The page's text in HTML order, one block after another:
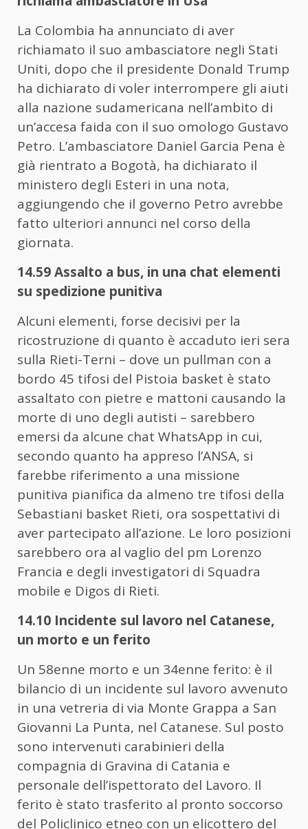
La Colombia ha annunciato di aver
richiamato il suo ambasciatore negli Stati
Uniti, dopo che il presidente Donald Trump
ha dichiarato di voler interrompere gli aiuti
alla nazione sudamericana nell’ambito di
un’accesa faida con il suo omologo Gustavo
Petro. L’ambasciatore Daniel Garcia Pena è
già rientrato a Bogotà, ha dichiarato il
ministero degli Esteri in una nota,
aggiungendo che il governo Petro avrebbe
fatto ulteriori annunci nel corso della
giornata.
14.59 Assalto a bus, in una chat elementi
su spedizione punitiva
Alcuni elementi, forse decisivi per la
ricostruzione di quanto è accaduto ieri sera
sulla Rieti-Terni – dove un pullman con a
bordo 45 tifosi del Pistoia basket è stato
assaltato con pietre e mattoni causando la
morte di uno degli autisti – sarebbero
emersi da alcune chat WhatsApp in cui,
secondo quanto ha appreso l’ANSA, si
farebbe riferimento a una missione
punitiva pianifica da almeno tre tifosi della
Sebastiani basket Rieti, ora sospettativi di
aver partecipato all’azione. Le loro posizioni
sarebbero ora al vaglio del pm Lorenzo
Francia e degli investigatori di Squadra
mobile e Digos di Rieti.
14.10 Incidente sul lavoro nel Catanese,
un morto e un ferito
Un 58enne morto e un 34enne ferito: è il
bilancio di un incidente sul lavoro avvenuto
in una vetreria di via Monte Grappa a San
Giovanni La Punta, nel Catanese. Sul posto
sono intervenuti carabinieri della
compagnia di Gravina di Catania e
personale dell’ispettorato del Lavoro. Il
ferito è stato trasferito al pronto soccorso
del Policlinico etneo con un elicottero del